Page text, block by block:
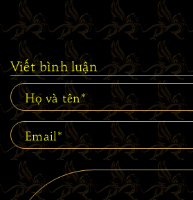
Viết bình luận